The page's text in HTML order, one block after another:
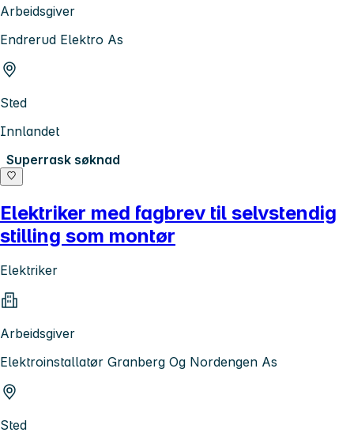
Arbeidsgiver
Endrerud Elektro As
Sted
Innlandet
Superrask søknad
Elektriker med fagbrev til selvstendig
stilling som montør
Elektriker
Arbeidsgiver
Elektroinstallatør Granberg Og Nordengen As
Sted